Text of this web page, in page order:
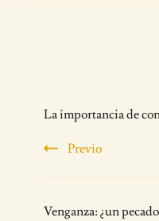
Navigation
La importancia de
Previo
Venganza: ¿un